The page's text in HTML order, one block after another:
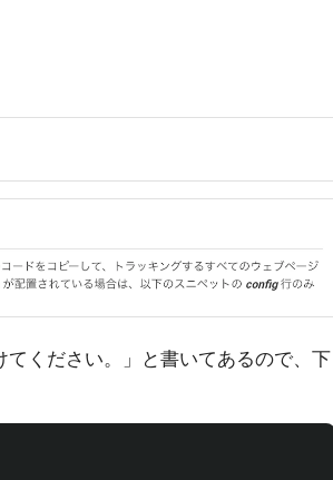
ください。」と書いてあるので、下